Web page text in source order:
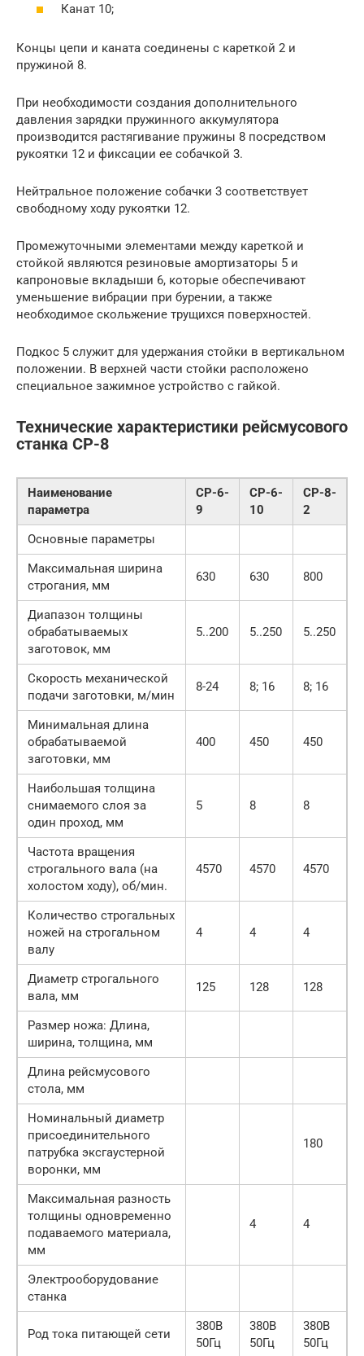
Канат 10;
Концы цепи и каната соединены с кареткой 2 и
пружиной 8.
При необходимости создания дополнительного
давления зарядки пружинного аккумулятора
производится растягивание пружины 8 посредством
рукоятки 12 и фиксации ее собачкой 3.
Нейтральное положение собачки 3 соответствует
свободному ходу рукоятки 12.
Промежуточными элементами между кареткой и
стойкой являются резиновые амортизаторы 5 и
капроновые вкладыши 6, которые обеспечивают
уменьшение вибрации при бурении, а также
необходимое скольжение трущихся поверхностей.
Подкос 5 служит для удержания стойки в вертикальном
положении. В верхней части стойки расположено
специальное зажимное устройство с гайкой.
Технические характеристики рейсмусового
станка СР-8
Наименование
параметра
СР-6-
9
СР-6-
10
СР-8-
2
Основные параметры
Максимальная ширина
строгания, мм
630 630 800
Диапазон толщины
обрабатываемых
заготовок, мм
5..200 5..250 5..250
Скорость механической
подачи заготовки, м/мин
8-24 8; 16 8; 16
Минимальная длина
обрабатываемой
заготовки, мм
400 450 450
Наибольшая толщина
снимаемого слоя за
один проход, мм
5 8 8
Частота вращения
строгального вала (на
холостом ходу), об/мин.
4570 4570 4570
Количество строгальных
ножей на строгальном
валу
4 4 4
Диаметр строгального
вала, мм
125 128 128
Размер ножа: Длина,
ширина, толщина, мм
Длина рейсмусового
стола, мм
Номинальный диаметр
присоединительного
патрубка эксгаустерной
воронки, мм
180
Максимальная разность
толщины одновременно
подаваемого материала,
мм
4 4
Электрооборудование
станка
Род тока питающей сети
380В
50Гц
380В
50Гц
380В
50Гц